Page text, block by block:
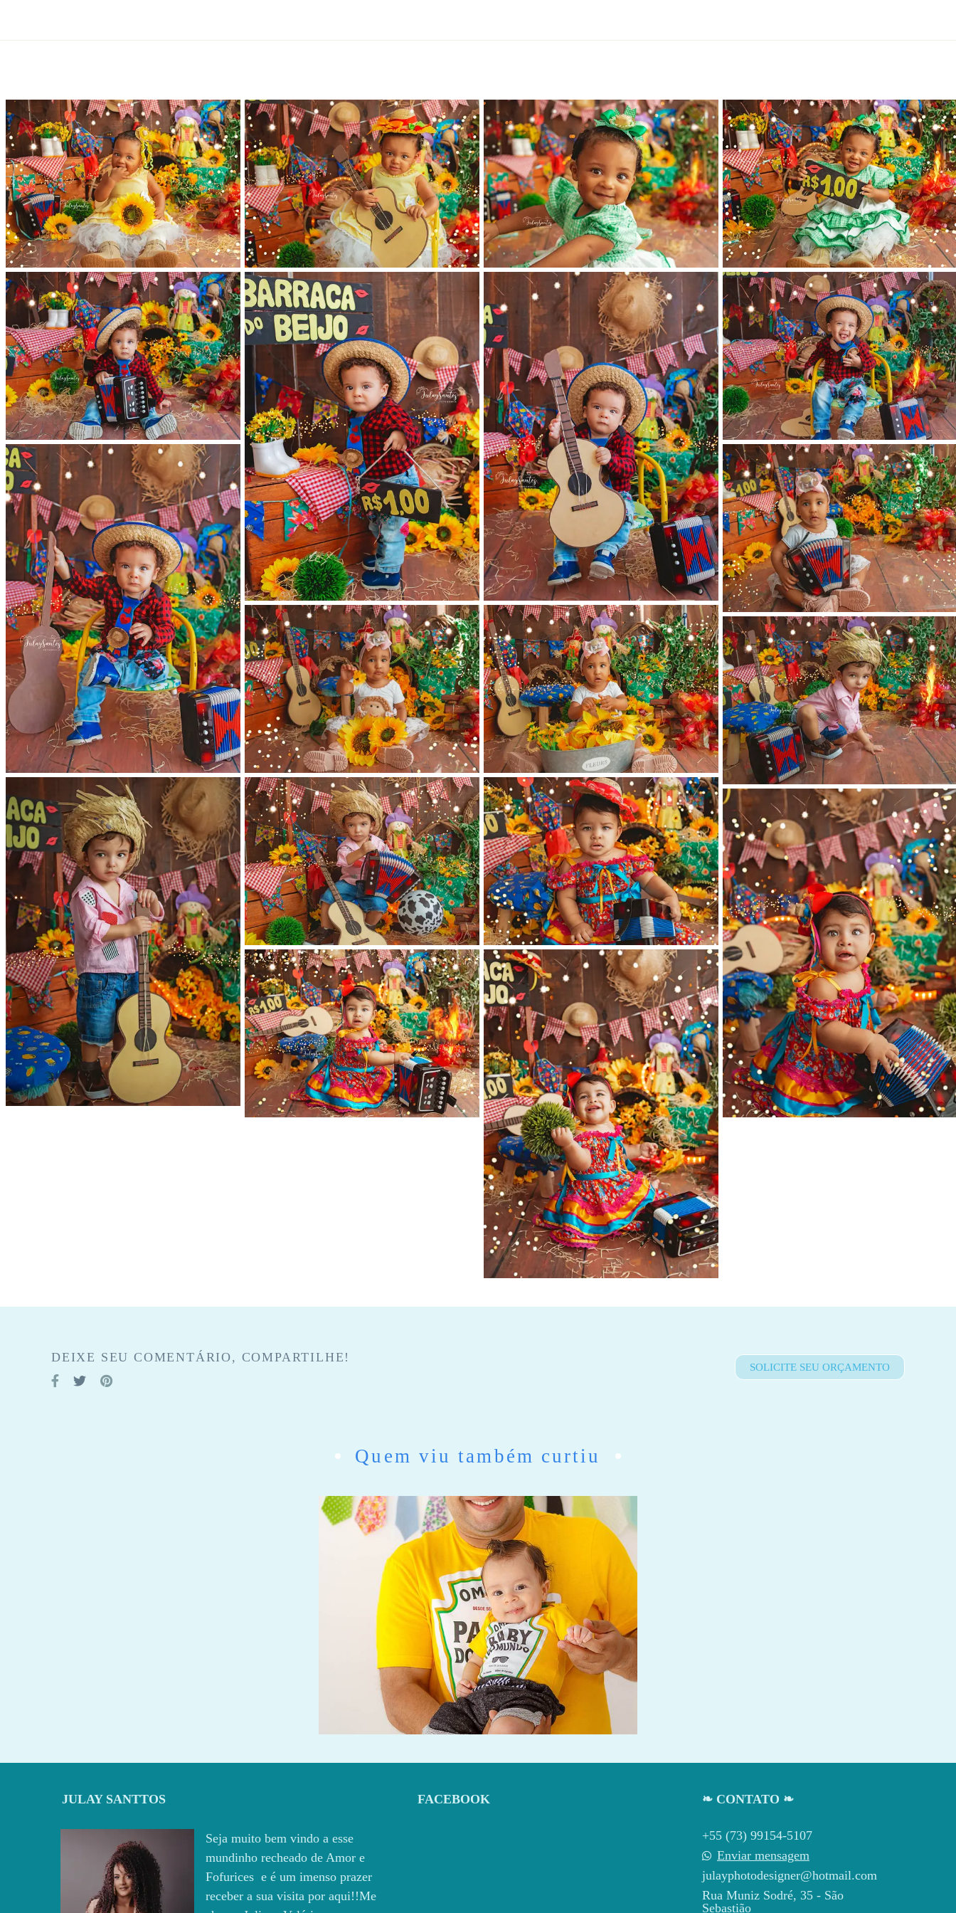
DEIXE SEU COMENTÁRIO, COMPARTILHE!
SOLICITE SEU ORÇAMENTO
Quem viu também curtiu
956 0
JULAY SANTTOS
Seja muito bem vindo a esse
mundinho recheado de Amor e
Fofurices e é um imenso prazer
receber a sua visita por aqui!!Me
FACEBOOK ❧ CONTATO ❧
+55 (73) 99154-5107
Enviar mensagem
julayphotodesigner@hotmail.com
Rua Muniz Sodré, 35 - São
Sebastião